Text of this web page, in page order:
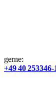
gerne:
+49 40 253346-